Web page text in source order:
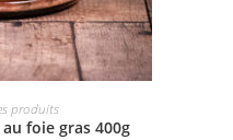
PANIER
produits
foie gras 400g